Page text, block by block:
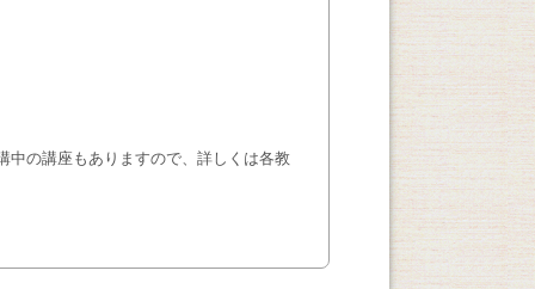
の講座もありますので、詳しくは各教